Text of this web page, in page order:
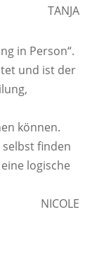
TANJA
in Person“.
und ist der
können.
finden
logische
NICOLE